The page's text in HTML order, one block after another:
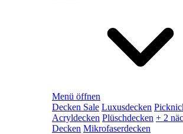
Menü öffnen
Decken Sale Luxusdecken
Acryldecken Plüschdecken + 2
Decken Mikrofaserdecken